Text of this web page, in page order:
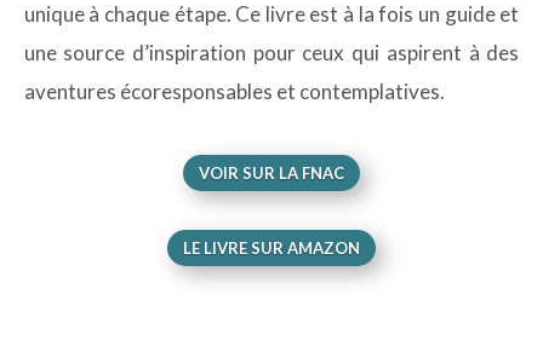
unique à chaque étape. Ce livre est à la fois un guide et
une source d’inspiration pour ceux qui aspirent à des
aventures écoresponsables et contemplatives.
VOIR SUR LA FNAC
LE LIVRE SUR AMAZON